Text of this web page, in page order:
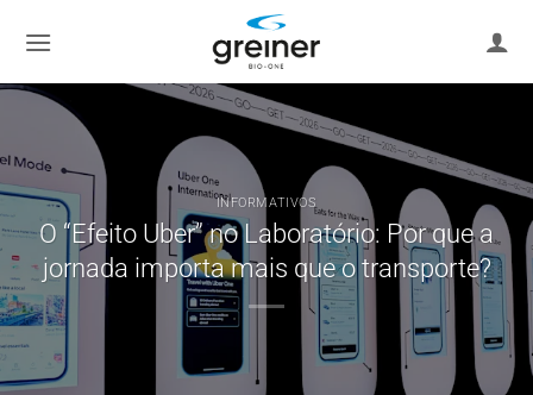
para
conteúdo
INFORMATIVOS
O “Efeito Uber” no Laboratório: Por que a
jornada importa mais que o transporte?